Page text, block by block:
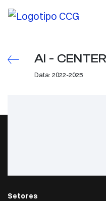
AI -
Data: 2022-2025
Setores